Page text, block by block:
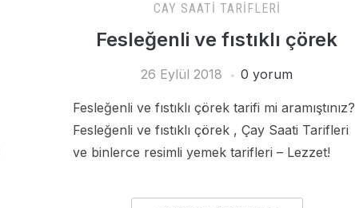
CAY SAATI TARIFLERI
Fesleğenli ve fıstıklı çörek
26 Eylül 2018 0 yorum
Fesleğenli ve fıstıklı çörek tarifi mi aramıştınız?
Fesleğenli ve fıstıklı çörek , Çay Saati Tarifleri
ve binlerce resimli yemek tarifleri – Lezzet!